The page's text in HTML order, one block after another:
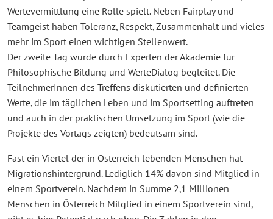
Wertevermittlung eine Rolle spielt. Neben Fairplay und
Teamgeist haben Toleranz, Respekt, Zusammenhalt und vieles
mehr im Sport einen wichtigen Stellenwert.
Der zweite Tag wurde durch Experten der Akademie für
Philosophische Bildung und WerteDialog begleitet. Die
TeilnehmerInnen des Treffens diskutierten und definierten
Werte, die im täglichen Leben und im Sportsetting auftreten
und auch in der praktischen Umsetzung im Sport (wie die
Projekte des Vortags zeigten) bedeutsam sind.
Fast ein Viertel der in Österreich lebenden Menschen hat
Migrationshintergrund. Lediglich 14% davon sind Mitglied in
einem Sportverein. Nachdem in Summe 2,1 Millionen
Menschen in Österreich Mitglied in einem Sportverein sind,